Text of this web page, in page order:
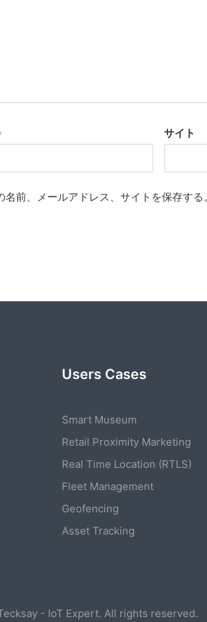
サイト
前、メールアドレス、サイトを保存する
Users Cases
Smart Museum
Retail Proximity Marketing
Real Time Location (RTLS)
Fleet Management
Geofencing
Asset Tracking
- IoT Expert. All rights reserved.